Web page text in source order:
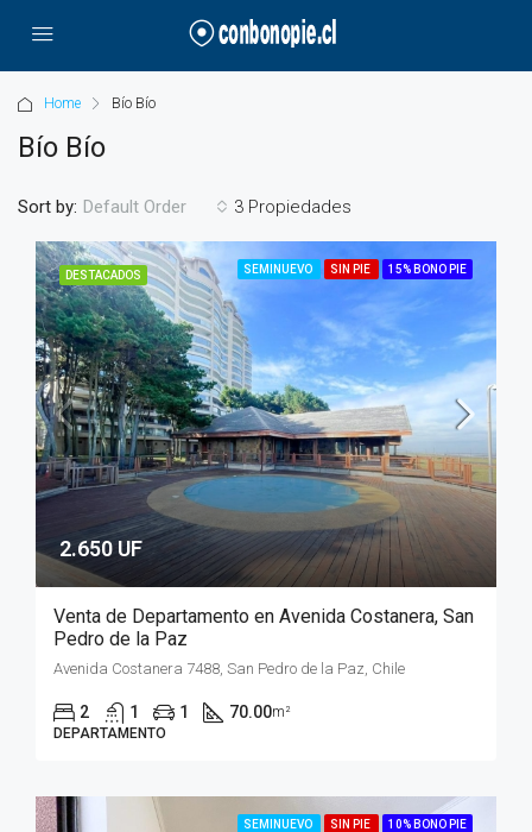
Home Bío Bío
Bío Bío
3 Propiedades
Sort by: Default Order
DESTACADOS SEMINUEVO SIN PIE 15% BONO PIE
2.650 UF
Venta de Departamento en Avenida Costanera, San
Pedro de la Paz
Avenida Costanera 7488, San Pedro de la Paz, Chile
2 1 1 70.00m²
DEPARTAMENTO
SEMINUEVO SIN PIE 10% BONO PIE